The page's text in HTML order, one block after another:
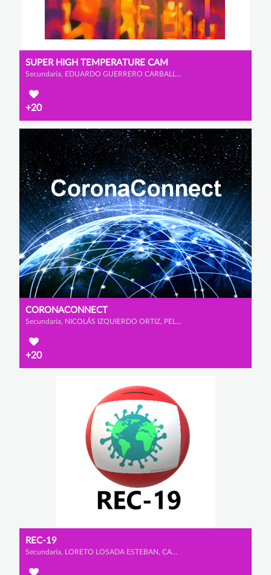
SUPER HIGH TEMPERATURE CAM
Secundaria, EDUARDO GUERRERO CARBALLO, ALEJANDRO CALLEJA GALVÁN y CHRISTIAN GARCÍA BASTARDO
+20
CORONACONNECT
Secundaria, NICOLÁS IZQUIERDO ORTIZ, PELAYO MORENO PRADO y MIGUEL CASTRO MURPHY
+20
REC-19
Secundaria, LORETO LOSADA ESTEBAN, CANDELA RODRÍGUEZ ESTEBAN y LUCÍA VELÁZQUEZ BAENA